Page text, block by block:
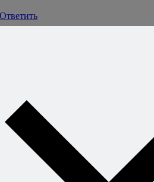
Ответить
от термообработки,
Хотя с зеленым луком вкус
чесночного вкуса — ни
аромат чеснока и не
люблю, меня хлебом не